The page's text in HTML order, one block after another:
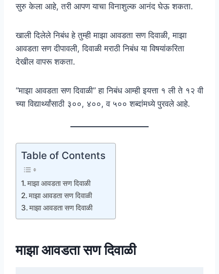
सुरु केला आहे, तरी आपण याचा विनाशुल्क आनंद घेऊ शकता.
खाली दिलेले निबंध हे तुम्ही माझा आवडता सण दिवाळी, माझा
आवडता सण दीपावली, दिवाळी मराठी निबंध या विषयांकरिता
देखील वापरू शकता.
“माझा आवडता सण दिवाळी” हा निबंध आम्ही इयत्ता १ ली ते १२ वी
च्या विद्यार्थ्यांसाठी ३००, ४००, व ५०० शब्दांमध्ये पुरवले आहे.
Table of Contents
माझा आवडता सण दिवाळी
माझा आवडता सण दिवाळी
माझा आवडता सण दिवाळी
माझा आवडता सण दिवाळी